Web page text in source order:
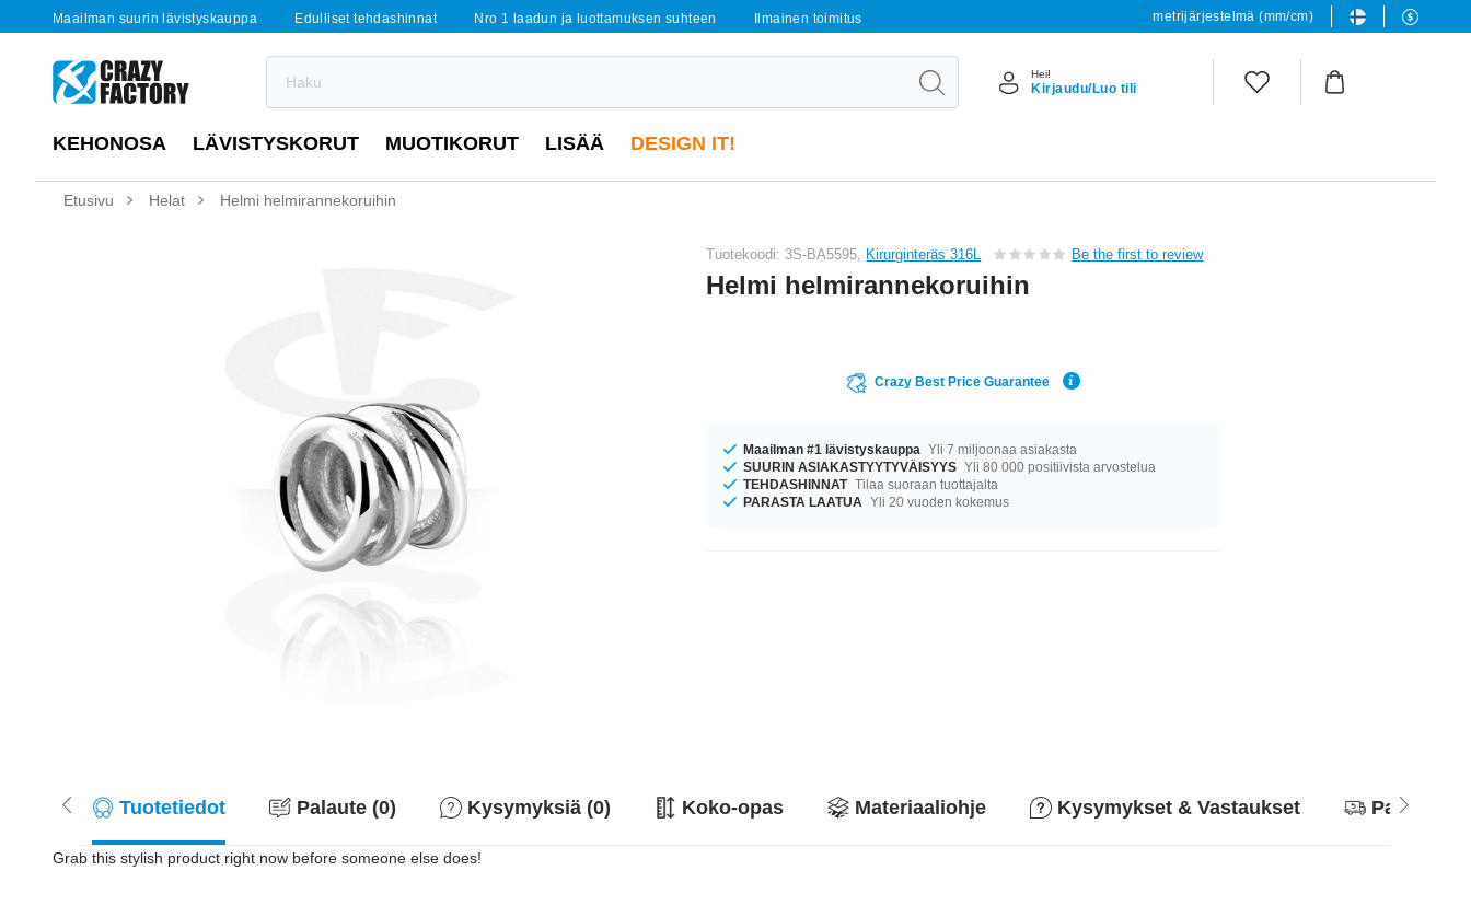
Maailman suurin lävistyskauppa Edulliset tehdashinnat Nro 1 laadun ja luottamuksen suhteen Ilmainen toimitus metrijärjestelmä (mm/cm)
Hei!
Kirjaudu/Luo tili
KEHONOSA LÄVISTYSKORUT MUOTIKORUT LISÄÄ DESIGN IT!
Etusivu Helat Helmi helmirannekoruihin
Tuotekoodi: 3S-BA5595, Kirurginteräs 316L Be the first to review
Helmi helmirannekoruihin
Crazy Best Price Guarantee
Maailman #1 lävistyskauppa Yli 7 miljoonaa asiakasta
SUURIN ASIAKASTYYTYVÄISYYS Yli 80 000 positiivista arvostelua
TEHDASHINNAT Tilaa suoraan tuottajalta
PARASTA LAATUA Yli 20 vuoden kokemus
Tuotetiedot Palaute (0) Kysymyksiä (0) Koko-opas Materiaaliohje Kysymykset & Vastaukset
Grab this stylish product right now before someone else does!